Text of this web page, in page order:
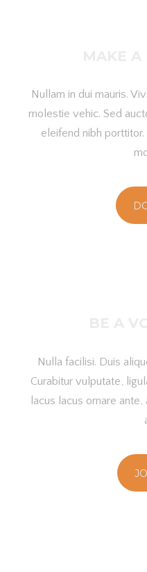
Nullam in dui mauris.
molestie vehic. Sed
eleifend nibh
Nulla facilisi. Duis
Curabitur vulputate,
lacus lacus ornare